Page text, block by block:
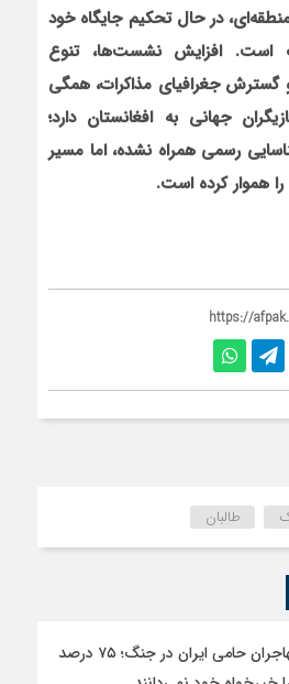
در حال تحکیم جایگاه خود
است. افزایش نشست‌ها، تنوع
جغرافیای مذاکرات، همگی
جهانی به افغانستان دارد؛
رسمی همراه نشده، اما مسیر
هموار کرده است.
https://
طالبان
شناختیک| ۸۶ درصد مهاجران حامی ایران در جنگ؛ ۷۵ درصد